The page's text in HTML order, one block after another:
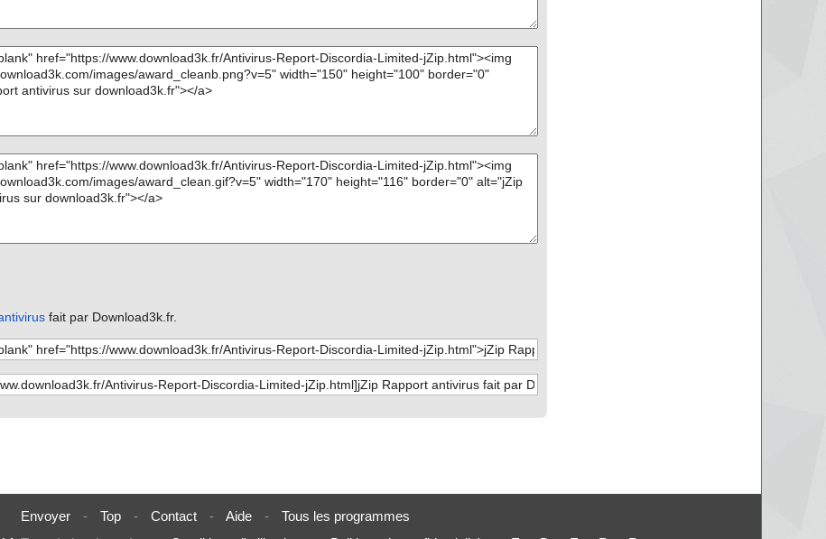
fait par Download3k.fr.
Envoyer - Top - Contact - Aide -
Tous les programmes